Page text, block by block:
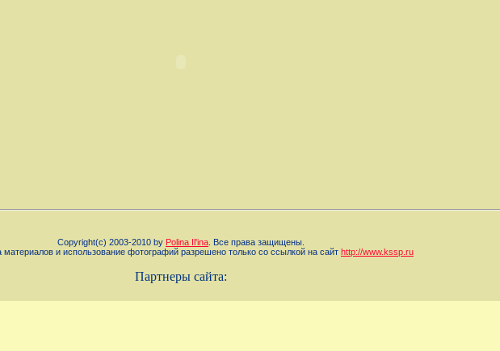
Copyright(c) 2003-2010 by Polina Il'ina . Все права защищены.
материалов и использование фотографий разрешено только со ссылкой на сайт http://www.kssp.ru
Партнеры сайта: